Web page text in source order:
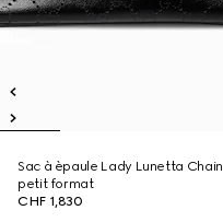
Sac à èpaule Lady Lunetta Chain
petit format
CHF 1,830